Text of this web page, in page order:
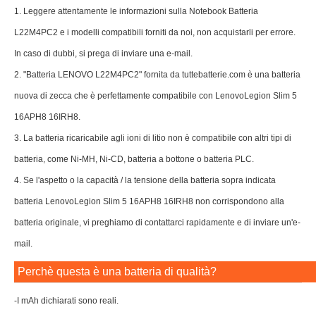
1. Leggere attentamente le informazioni sulla Notebook Batteria
L22M4PC2 e i modelli compatibili forniti da noi, non acquistarli per errore.
In caso di dubbi, si prega di inviare una e-mail.
2. "Batteria LENOVO L22M4PC2" fornita da tuttebatterie.com è una batteria
nuova di zecca che è perfettamente compatibile con LenovoLegion Slim 5
16APH8 16IRH8.
3. La batteria ricaricabile agli ioni di litio non è compatibile con altri tipi di
batteria, come Ni-MH, Ni-CD, batteria a bottone o batteria PLC.
4. Se l'aspetto o la capacità / la tensione della batteria sopra indicata
batteria LenovoLegion Slim 5 16APH8 16IRH8 non corrispondono alla
batteria originale, vi preghiamo di contattarci rapidamente e di inviare un'e-
mail.
Perchè questa è una batteria di qualità?
-I mAh dichiarati sono reali.